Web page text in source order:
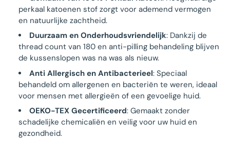
perkaal katoenen stof zorgt voor ademend vermogen
en natuurlijke zachtheid.
Duurzaam en Onderhoudsvriendelijk: Dankzij de
thread count van 180 en anti-pilling behandeling blijven
de kussenslopen was na was als nieuw.
Anti Allergisch en Antibacterieel: Speciaal
behandeld om allergenen en bacteriën te weren, ideaal
voor mensen met allergieën of een gevoelige huid.
OEKO-TEX Gecertificeerd: Gemaakt zonder
schadelijke chemicaliën en veilig voor uw huid en
gezondheid.